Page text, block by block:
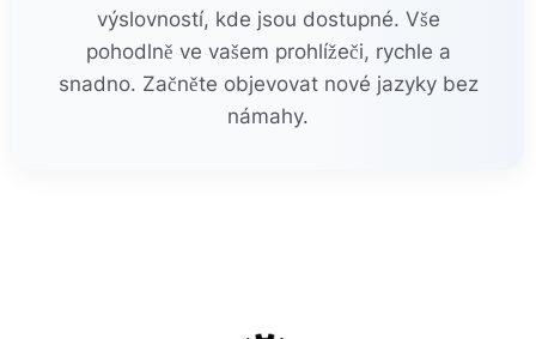
výslovností, kde jsou dostupné. Vše
pohodlně ve vašem prohlížeči, rychle a
snadno. Začněte objevovat nové jazyky bez
námahy.